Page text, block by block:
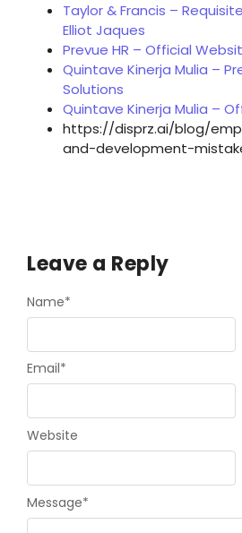
Taylor & Francis –
Elliot Jaques
Prevue HR – Official
Quintave Kinerja Mulia –
Solutions
Quintave Kinerja Mulia –
https://disprz.ai/blog/
and-development-
Leave a Reply
Message*
Name*
Email*
Website